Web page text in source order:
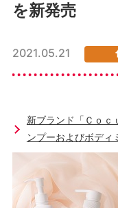
を新発売
2021.05.21
新ブランド「Ｃｏｃ
ンプーおよびボディ